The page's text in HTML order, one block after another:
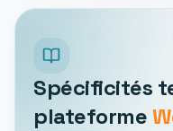
Spécificités
plateforme